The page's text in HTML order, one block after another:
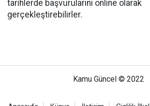
tarihlerde başvurularını online olarak
gerçekleştirebilirler.
Kamu Güncel © 2022